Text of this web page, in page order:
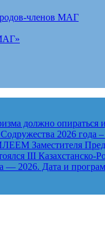
членов МАГ
должно опираться
2026 года
Заместителя
III Казахстанско-
— 2026. Дата и